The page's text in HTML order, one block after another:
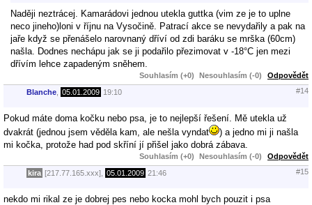
Naději neztrácej. Kamarádovi jednou utekla guttka (vim ze je to uplne
neco jineho)loni v říjnu na Vysočině. Patrací akce se nevydařily a pak na
jaře když se přenášelo narovnaný dříví od zdi baráku se mrška (60cm)
našla. Dodnes nechápu jak se ji podařilo přezimovat v -18°C jen mezi
dřívím lehce zapadeným sněhem.
Souhlasím (+0) Nesouhlasím (-0) Odpovědět
Blanche 05.01.2009 19:10 #14
Pokud máte doma kočku nebo psa, je to nejlepší řešení. Mě utekla už
dvakrát (jednou jsem věděla kam, ale nešla vyndat
) a jedno mi ji našla
mi kočka, protože had pod skříní jí přišel jako dobrá zábava.
Souhlasím (+0) Nesouhlasím (-0) Odpovědět
kira [217.77.165.xxx], 05.01.2009 21:46 #15
nekdo mi rikal ze je dobrej pes nebo kocka mohl bych pouzit i psa